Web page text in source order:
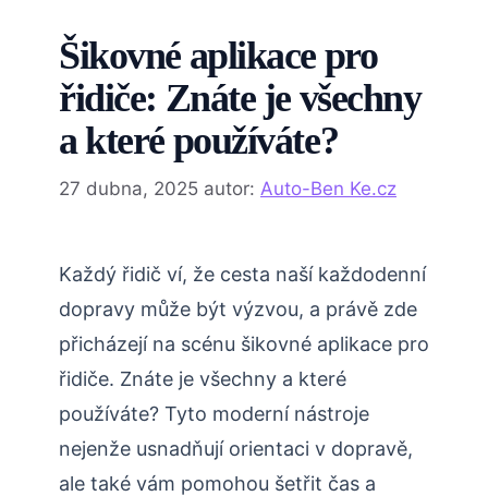
Šikovné aplikace pro
řidiče: Znáte je všechny
a které používáte?
27 dubna, 2025 autor: Auto-Ben Ke.cz
Každý řidič ví, že cesta naší každodenní
dopravy může být výzvou, a právě zde
přicházejí na scénu šikovné aplikace pro
řidiče. Znáte je všechny a které
používáte? Tyto moderní nástroje
nejenže usnadňují orientaci v dopravě,
ale také vám pomohou šetřit čas a